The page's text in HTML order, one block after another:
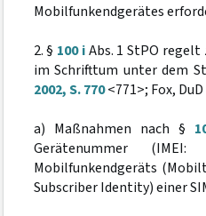
Mobilfunkendgerätes
2. § 100 iAbs. 1 StPO
im Schrifttum unter dem
2002, S. 770<771>; Fox, DuD
a) Maßnahmen nach §
Gerätenummer
Mobilfunkendgeräts
Subscriber Identity) einer